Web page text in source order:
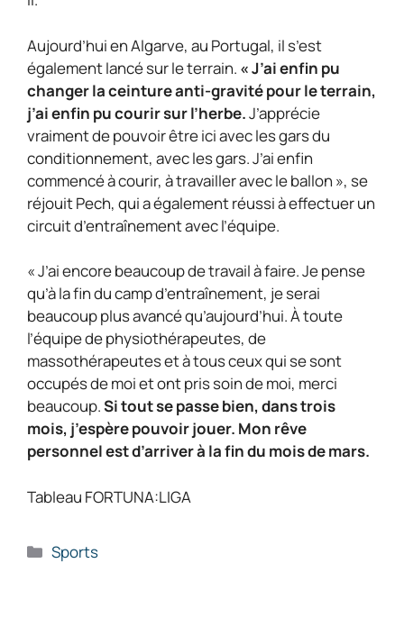
Aujourd’hui en Algarve, au Portugal, il s’est
également lancé sur le terrain. « J’ai enfin pu
changer la ceinture anti-gravité pour le terrain,
j’ai enfin pu courir sur l’herbe.J’apprécie
vraiment de pouvoir être ici avec les gars du
conditionnement, avec les gars. J’ai enfin
commencé à courir, à travailler avec le ballon », se
réjouit Pech, qui a également réussi à effectuer un
circuit d’entraînement avec l’équipe.
« J’ai encore beaucoup de travail à faire. Je pense
qu’à la fin du camp d’entraînement, je serai
beaucoup plus avancé qu’aujourd’hui. À toute
l’équipe de physiothérapeutes, de
massothérapeutes et à tous ceux qui se sont
occupés de moi et ont pris soin de moi, merci
beaucoup.Si tout se passe bien, dans trois
mois, j’espère pouvoir jouer. Mon rêve
personnel est d’arriver à la fin du mois de mars.
Tableau FORTUNA:LIGA
Catégories
Sports